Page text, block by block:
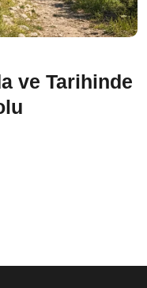
ve Tarihinde